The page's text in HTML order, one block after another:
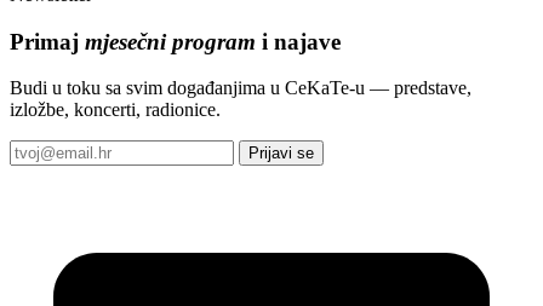
Primaj mjesečni program i najave
Budi u toku sa svim događanjima u CeKaTe-u — predstave,
izložbe, koncerti, radionice.
Prijavi se